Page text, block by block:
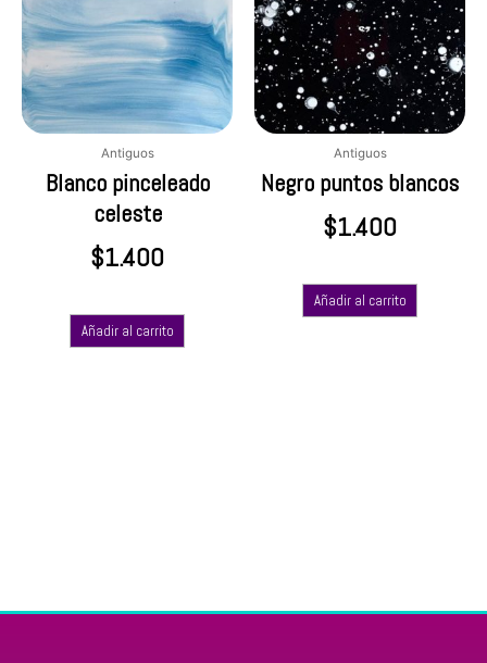
Antiguos
Blanco pinceleado
celeste
$1.400
Añadir al carrito
Antiguos
Negro puntos blancos
$1.400
Añadir al carrito